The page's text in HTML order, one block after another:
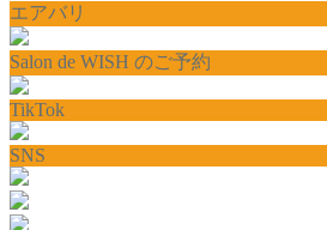
エアバリ
Salon de WISH のご予約
TikTok
SNS